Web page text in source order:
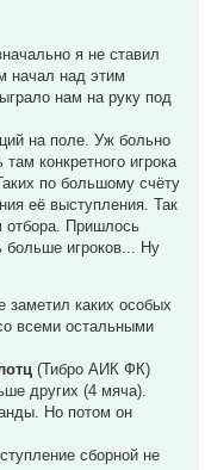
я не ставил
начал над этим
нам на руку под
на поле. Уж больно
конкретного игрока
по большому счёту
её выступления. Так
отбора. Пришлось
больше игроков... Ну
заметил каких особых
всеми остальными
(Тибро АИК ФК)
других (4 мяча).
Но потом он
сборной не